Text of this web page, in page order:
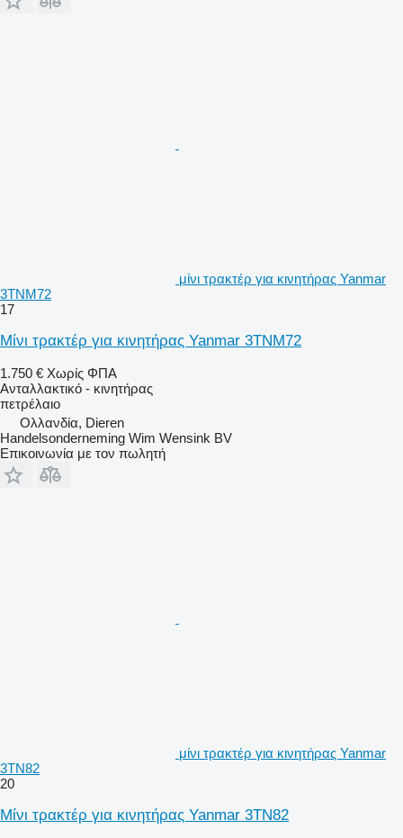
μίνι τρακτέρ για κινητήρας Yanmar
3TNM72
17
Μίνι τρακτέρ για κινητήρας Yanmar 3TNM72
1.750 € Χωρίς ΦΠΑ
Ανταλλακτικό - κινητήρας
πετρέλαιο
Ολλανδία, Dieren
Handelsonderneming Wim Wensink BV
Επικοινωνία με τον πωλητή
μίνι τρακτέρ για κινητήρας Yanmar
3TN82
20
Μίνι τρακτέρ για κινητήρας Yanmar 3TN82